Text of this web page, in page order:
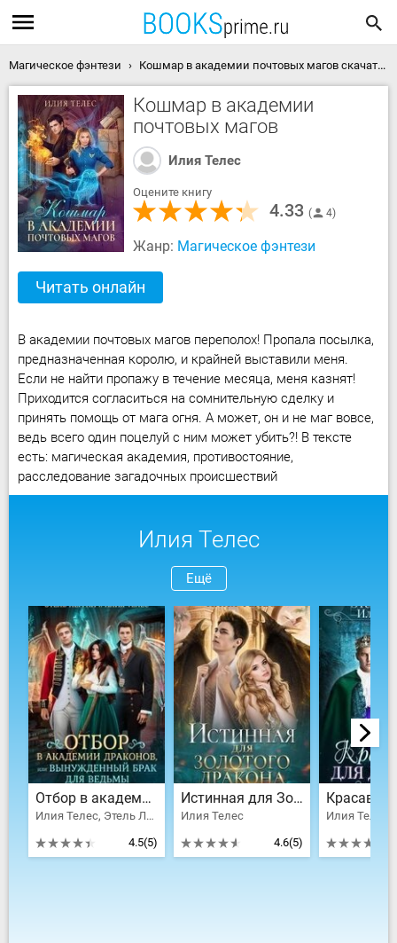
Магическое фэнтези Кошмар в академии почтовых магов скачать книгу
Кошмар в академии
почтовых магов
Илия Телес
Оцените книгу
4.33 4
Жанр: Магическое фэнтези
Читать онлайн
В академии почтовых магов переполох! Пропала посылка,
предназначенная королю, и крайней выставили меня.
Если не найти пропажу в течение месяца, меня казнят!
Приходится согласиться на сомнительную сделку и
принять помощь от мага огня. А может, он и не маг вовсе,
ведь всего один поцелуй с ним может убить?! В тексте
есть: магическая академия, противостояние,
расследование загадочных происшествий
Илия Телес
Ещё
Отбор в академии драконов, или Вынужденный брак для ведьмы
Илия Телес, Этель Легран
4.5(5)
Истинная для Золотого дракона
Илия Телес
4.6(5)